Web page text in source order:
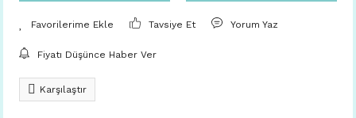
Tavsiye Et Yorum Yaz
Fiyatı Düşünce Haber Ver
Karşılaştır